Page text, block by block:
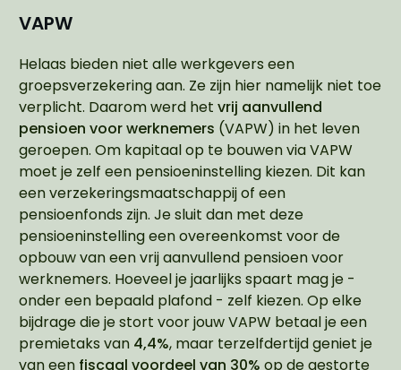
VAPW
Helaas bieden niet alle werkgevers een
groepsverzekering aan. Ze zijn hier namelijk niet toe
verplicht. Daarom werd het vrij aanvullend
pensioen voor werknemers (VAPW) in het leven
geroepen. Om kapitaal op te bouwen via VAPW
moet je zelf een pensioeninstelling kiezen. Dit kan
een verzekeringsmaatschappij of een
pensioenfonds zijn. Je sluit dan met deze
pensioeninstelling een overeenkomst voor de
opbouw van een vrij aanvullend pensioen voor
werknemers. Hoeveel je jaarlijks spaart mag je -
onder een bepaald plafond - zelf kiezen. Op elke
bijdrage die je stort voor jouw VAPW betaal je een
premietaks van 4,4%, maar terzelfdertijd geniet je
van een fiscaal voordeel van 30% op de gestorte